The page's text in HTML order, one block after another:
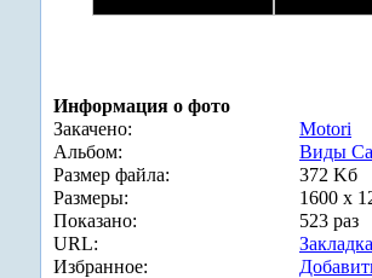
Информация о фото
Закачено:
Motori
Альбом:
Виды
Размер файла:
372 Kб
Размеры:
1600 x
Показано:
523 раз
URL:
Избранное: